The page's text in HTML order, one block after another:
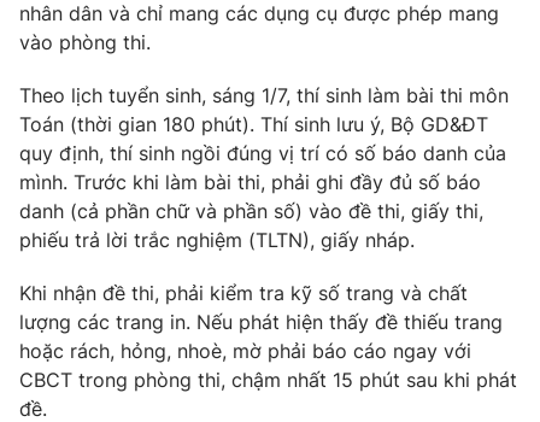
Góc doanh nghiệp
Truyền hình
Hậu trường
Nhân vật
Khán giả
Giải trí
Điện ảnh
Âm nhạc
Sao
Đời sống
Du lịch
Chất lượng cuộc sống
Giáo dục
Tuyển sinh
Học trực tuyến
Công nghệ
Hitech Công nghệ tương lai
Sản phẩm
Giao lưu trực tuyến
nhân dân và chỉ mang các dụng cụ được phép mang
vào phòng thi.
Theo lịch tuyển sinh, sáng 1/7, thí sinh làm bài thi môn
Toán (thời gian 180 phút). Thí sinh lưu ý, Bộ GD&ĐT
quy định, thí sinh ngồi đúng vị trí có số báo danh của
mình. Trước khi làm bài thi, phải ghi đầy đủ số báo
danh (cả phần chữ và phần số) vào đề thi, giấy thi,
phiếu trả lời trắc nghiệm (TLTN), giấy nháp.
Khi nhận đề thi, phải kiểm tra kỹ số trang và chất
lượng các trang in. Nếu phát hiện thấy đề thiếu trang
hoặc rách, hỏng, nhoè, mờ phải báo cáo ngay với
CBCT trong phòng thi, chậm nhất 15 phút sau khi phát
đề.